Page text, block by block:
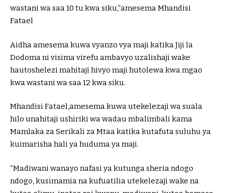
wastani wa saa 10 tu kwa siku,”amesema Mhandisi
Fatael
Aidha amesema kuwa vyanzo vya maji katika Jiji la
Dodoma ni visima virefu ambavyo uzalishaji wake
hautoshelezi mahitaji hivyo maji hutolewa kwa mgao
kwa wastani wa saa 12 kwa siku.
Mhandisi Fatael,amesema kuwa utekelezaji wa suala
hilo unahitaji ushiriki wa wadau mbalimbali kama
Mamlaka za Serikali za Mtaa katika kutafuta suluhu ya
kuimarisha hali ya huduma ya maji.
“Madiwani wanayo nafasi ya kutunga sheria ndogo
ndogo, kusimamia na kufuatilia utekelezaji wake na